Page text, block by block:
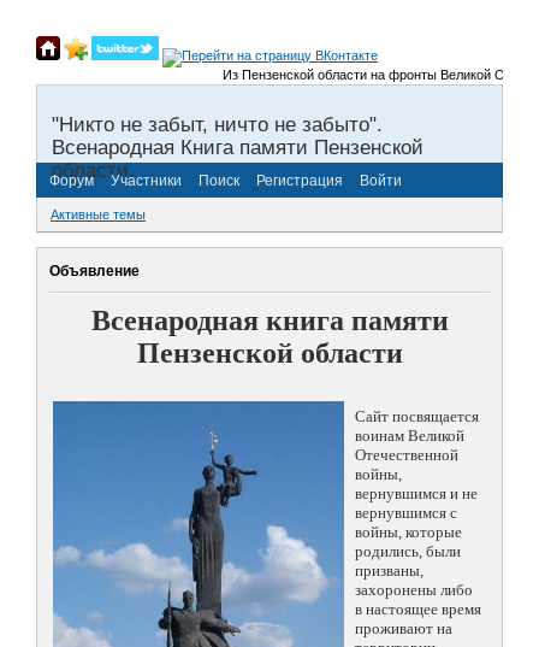
Из Пензенской области на фронты Великой
"Никто не забыт, ничто не забыто".
Всенародная Книга памяти Пензенской
области.
Форум Участники Поиск Регистрация Войти
Активные темы
Объявление
Всенародная книга памяти
Пензенской области
Сайт посвящается
воинам Великой
Отечественной
войны,
вернувшимся и не
вернувшимся с
войны, которые
родились, были
призваны,
захоронены либо
в настоящее время
проживают на